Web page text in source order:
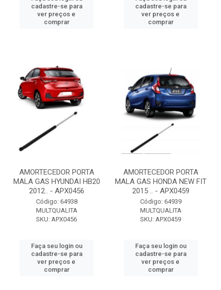
cadastre-se para
ver preços e
comprar
cadastre-se para
ver preços e
comprar
AMORTECEDOR PORTA
MALA GAS HYUNDAI HB20
2012.. - APX0456
Código: 64938
MULTQUALITA
SKU: APX0456
Faça seu login ou
cadastre-se para
ver preços e
comprar
AMORTECEDOR PORTA
MALA GAS HONDA NEW FIT
2015 .. - APX0459
Código: 64939
MULTQUALITA
SKU: APX0459
Faça seu login ou
cadastre-se para
ver preços e
comprar